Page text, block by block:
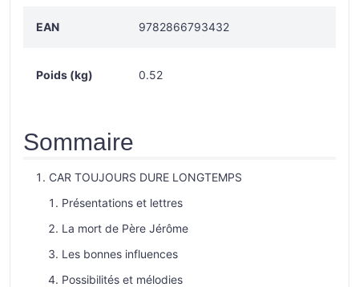
EAN 9782866793432
Poids (kg) 0.52
Sommaire
CAR TOUJOURS DURE LONGTEMPS
Présentations et lettres
La mort de Père Jérôme
Les bonnes influences
Possibilités et mélodies